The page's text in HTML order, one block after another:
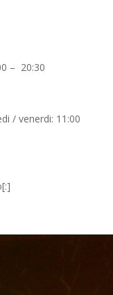
– 20:30
/ venerdi: 11:00